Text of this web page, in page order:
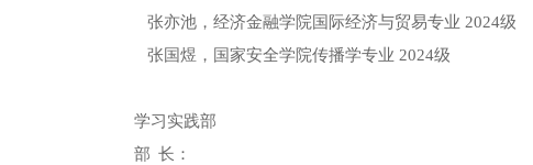
张亦池，经济金融学院国际经济与贸易专业 2024级
张国煜，国家安全学院传播学专业 2024级
学习实践部
部 长 ：